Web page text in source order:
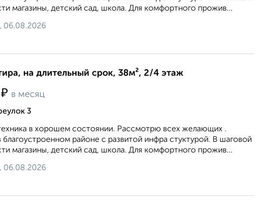
магазины, детский сад, школа. Для комфортного прожив...
06.08.2026
на длительный срок, 38м², 2/4 этаж
₽ в месяц
3
в хорошем состоянии. Рассмотрю всех желающих .
благоустроенном районе с развитой инфра стуктурой. В шаговой
магазины, детский сад, школа. Для комфортного прожив...
06.08.2026